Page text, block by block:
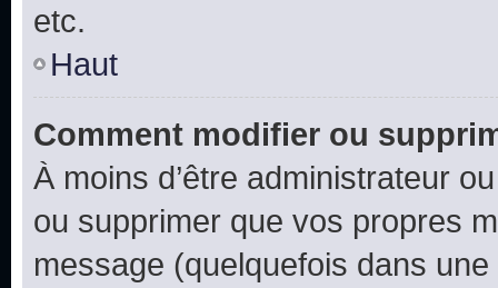
etc.
Haut
Comment modifier ou
À moins d’être administrateur
ou supprimer que vos propres
message (quelquefois dans